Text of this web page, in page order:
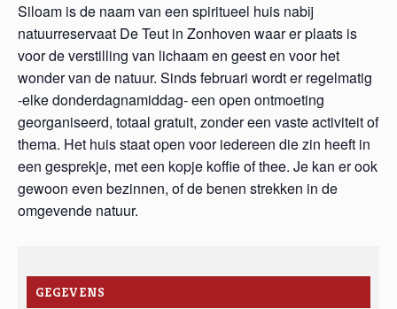
Siloam is de naam van een spiritueel huis nabij
natuurreservaat De Teut in Zonhoven waar er plaats is
voor de verstilling van lichaam en geest en voor het
wonder van de natuur. Sinds februari wordt er regelmatig
-elke donderdagnamiddag- een open ontmoeting
georganiseerd, totaal gratuit, zonder een vaste activiteit of
thema. Het huis staat open voor iedereen die zin heeft in
een gesprekje, met een kopje koffie of thee. Je kan er ook
gewoon even bezinnen, of de benen strekken in de
omgevende natuur.
GEGEVENS